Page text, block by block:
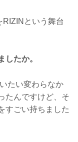
という舞台
たか。
たい変わらなか
たんですけど、そ
すごい持ちました